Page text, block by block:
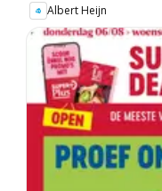
Albert Heijn